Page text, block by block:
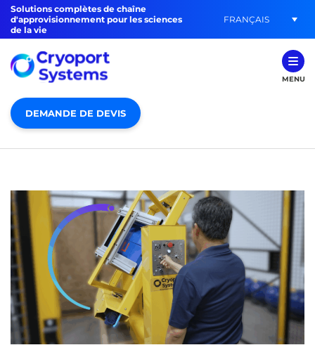
Solutions complètes de chaîne
d'approvisionnement pour les sciences
de la vie
FRANÇAIS
MENU
DEMANDE DE DEVIS